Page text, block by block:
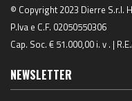
© Copyright 2023 Dierre S.r.l.
P.Iva e C.F. 02050550306
Cap. Soc. € 51.000,00 i. v . |
NEWSLETTER